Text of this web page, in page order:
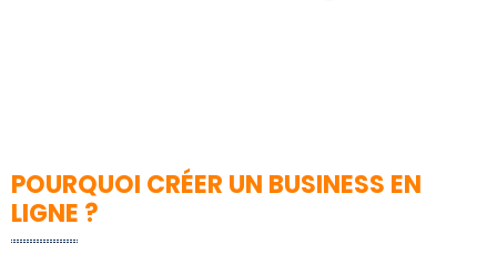
POURQUOI CRÉER UN BUSINESS EN
LIGNE ?